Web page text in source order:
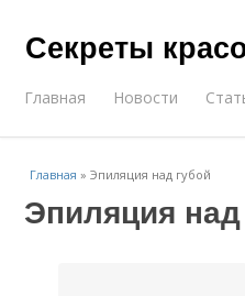
Секреты
Главная Новости
Главная »Эпиляция над губой
Эпиляция